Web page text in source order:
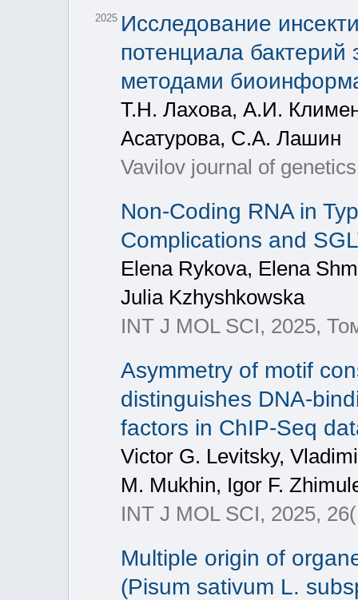
2025 Исследование
потенциала
методами
Т.Н. Лахова, А.И.
Асатурова, С.А. Лашин
Vavilov journal of
Non-Coding RNA in
Complications and
Elena Rykova, Elena
Julia Kzhyshkowska
INT J MOL SCI, 2025,
Asymmetry of motif
distinguishes DNA-
factors in ChIP-Seq
Victor G. Levitsky,
M. Mukhin, Igor F.
INT J MOL SCI, 2025,
Multiple origin of
(Pisum sativum L.